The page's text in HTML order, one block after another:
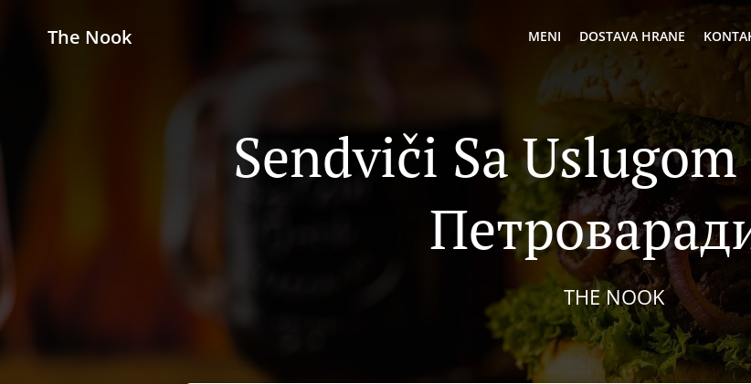
The Nook MENI DOSTAVA HRANE
Sendviči Sa
THE NOOK